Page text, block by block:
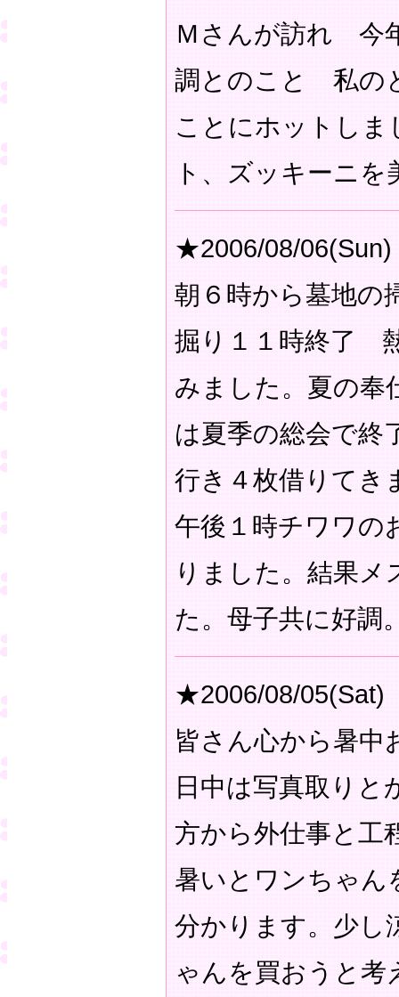
Ｍさんが訪れ 今
調とのこと 私の
ことにホットしま
ト、ズッキーニ
★2006/08/06(Sun)
朝６時から墓地の
掘り１１時終了
みました。夏の奉
は夏季の総会で終
行き４枚借りてき
午後１時チワワの
りました。結果メ
た。母子共に好調
★2006/08/05(Sat)
皆さん心から暑中
日中は写真取りと
方から外仕事と工
暑いとワンちゃん
分かります。少し
ゃんを買おうと考